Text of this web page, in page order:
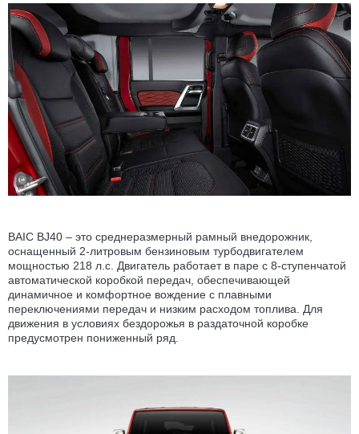
BAIC BJ40 – это среднеразмерный рамный внедорожник,
оснащенный 2-литровым бензиновым турбодвигателем
мощностью 218 л.с. Двигатель работает в паре с 8-ступенчатой
автоматической коробкой передач, обеспечивающей
динамичное и комфортное вождение с плавными
переключениями передач и низким расходом топлива. Для
движения в условиях бездорожья в раздаточной коробке
предусмотрен пониженный ряд.